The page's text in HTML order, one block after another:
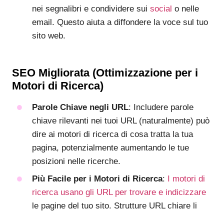
nei segnalibri e condividere sui social o nelle
email. Questo aiuta a diffondere la voce sul tuo
sito web.
SEO Migliorata (Ottimizzazione per i
Motori di Ricerca)
Parole Chiave negli URL: Includere parole
chiave rilevanti nei tuoi URL (naturalmente) può
dire ai motori di ricerca di cosa tratta la tua
pagina, potenzialmente aumentando le tue
posizioni nelle ricerche.
Più Facile per i Motori di Ricerca: I motori di
ricerca usano gli URL per trovare e indicizzare
le pagine del tuo sito. Strutture URL chiare li